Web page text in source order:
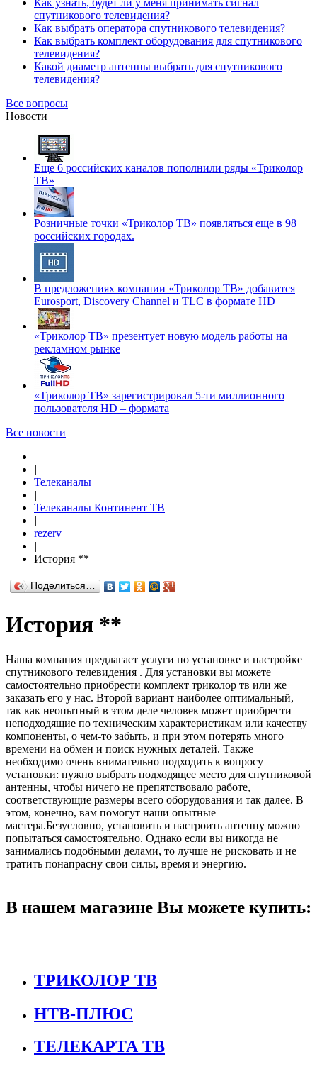
Как узнать, будет ли у меня принимать сигнал
спутникового телевидения?
Как выбрать оператора спутникового телевидения?
Как выбрать комплект оборудования для спутникового
телевидения?
Какой диаметр антенны выбрать для спутникового
телевидения?
Все вопросы
Новости
Еще 6 российских каналов пополнили ряды «Триколор
ТВ»
Розничные точки «Триколор ТВ» появляться еще в 98
российских городах.
В предложениях компании «Триколор ТВ» добавится
Eurosport, Discovery Channel и TLC в формате HD
«Триколор ТВ» презентует новую модель работы на
рекламном рынке
«Триколор ТВ» зарегистрировал 5-ти миллионного
пользователя HD – формата
Все новости
|
Телеканалы
|
Телеканалы Континент ТВ
|
rezerv
|
История **
Поделиться…
История **
Наша компания предлагает услуги по установке и настройке
спутникового телевидения . Для установки вы можете
самостоятельно приобрести комплект триколор тв или же
заказать его у нас. Второй вариант наиболее оптимальный,
так как неопытный в этом деле человек может приобрести
неподходящие по техническим характеристикам или качеству
компоненты, о чем-то забыть, и при этом потерять много
времени на обмен и поиск нужных деталей. Также
необходимо очень внимательно подходить к вопросу
установки: нужно выбрать подходящее место для спутниковой
антенны, чтобы ничего не препятствовало работе,
соответствующие размеры всего оборудования и так далее. В
этом, конечно, вам помогут наши опытные
мастера.Безусловно, установить и настроить антенну можно
попытаться самостоятельно. Однако если вы никогда не
занимались подобными делами, то лучше не рисковать и не
тратить понапрасну свои силы, время и энергию.
В нашем магазине Вы можете купить:
ТРИКОЛОР ТВ
НТВ-ПЛЮС
ТЕЛЕКАРТА ТВ